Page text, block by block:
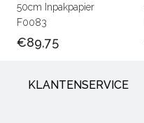
50cm Inpakpapier
F0083
€89,75
KLANTENSERVICE